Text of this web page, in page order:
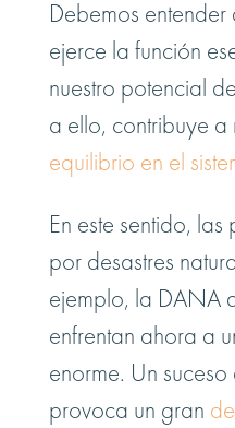
Debemos
ejerce la función
nuestro potencial
a ello, contribuye a
equilibrio en el
En este sentido,
por desastres
ejemplo, la DANA
enfrentan ahora a
enorme. Un
provoca un gran